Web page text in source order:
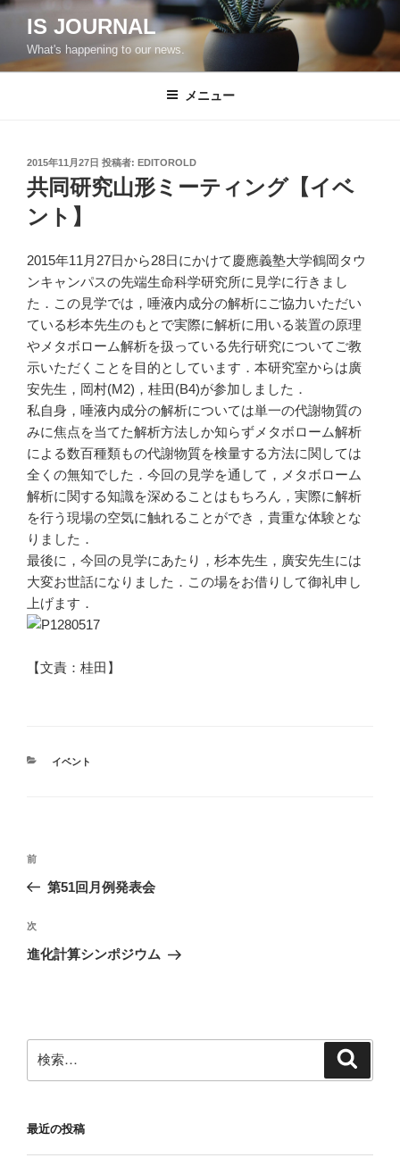
コ
ン
IS JOURNAL
What's happening to our news.
メニュー
投
稿
日:
2015年11月27日 投稿者: EDITOROLD
共同研究山形ミーティング【イベ
ント】
2015年11月27日から28日にかけて慶應義塾大学鶴岡タウ
ンキャンパスの先端生命科学研究所に見学に行きまし
た．この見学では，唾液内成分の解析にご協力いただい
ている杉本先生のもとで実際に解析に用いる装置の原理
やメタボローム解析を扱っている先行研究についてご教
示いただくことを目的としています．本研究室からは廣
安先生，岡村(M2)，桂田(B4)が参加しました．
私自身，唾液内成分の解析については単一の代謝物質の
みに焦点を当てた解析方法しか知らずメタボローム解析
による数百種類もの代謝物質を検量する方法に関しては
全くの無知でした．今回の見学を通して，メタボローム
解析に関する知識を深めることはもちろん，実際に解析
を行う現場の空気に触れることができ，貴重な体験とな
りました．
最後に，今回の見学にあたり，杉本先生，廣安先生には
大変お世話になりました．この場をお借りして御礼申し
上げます．
【文責：桂田】
カ
イベント
投
ビ
ゲ
ン
前
の
稿
前
第51回月例発表会
次
の
次
進化計算シンポジウム
索:
最近の投稿